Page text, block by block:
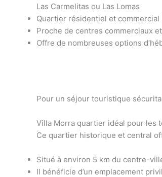
Las Carmelitas ou Las Lomas
Quartier résidentiel et commercial
Proche de centres commerciaux
Offre de nombreuses options
Pour un séjour touristique
Villa Morra quartier idéal pour les
Ce quartier historique et central
Situé à environ 5 km du centre-
Il bénéficie d’un emplacement